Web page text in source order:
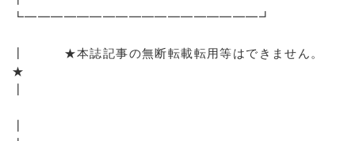
┗━━━━━━━━━━━━━━━━━━┛
┃ ★本誌記事の無断転載転用等はできません。
★